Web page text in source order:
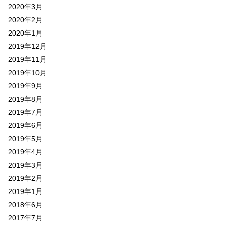
2020年3月
2020年2月
2020年1月
2019年12月
2019年11月
2019年10月
2019年9月
2019年8月
2019年7月
2019年6月
2019年5月
2019年4月
2019年3月
2019年2月
2019年1月
2018年6月
2017年7月